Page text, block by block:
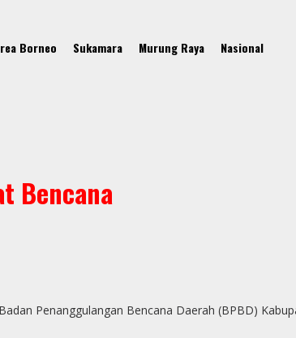
Borneo Sukamara Murung Raya Nasional
Bencana
Penanggulangan Bencana Daerah (BPBD)